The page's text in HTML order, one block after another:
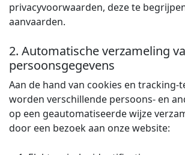
privacyvoorwaarden, deze te
aanvaarden.
2. Automatische verzameling
persoonsgegevens
Aan de hand van cookies en tracking-
worden verschillende persoons- en
op een geautomatiseerde wijze
door een bezoek aan onze website: